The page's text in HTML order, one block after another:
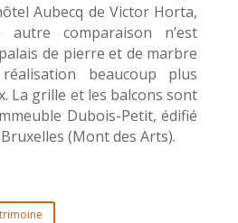
Aubecq de Victor Horta,
comparaison n’est
de pierre et de marbre
beaucoup plus
La grille et les balcons sont
Dubois-Petit, édifié
(Mont des Arts).